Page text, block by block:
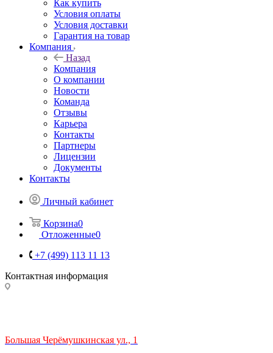
Как купить
Условия оплаты
Условия доставки
Гарантия на товар
Компания
Назад
Компания
О компании
Новости
Команда
Отзывы
Карьера
Контакты
Партнеры
Лицензии
Документы
Контакты
Личный кабинет
Корзина0
Отложенные0
+7 (499) 113 11 13
Контактная информация
Большая Черёмушкинская ул., 1